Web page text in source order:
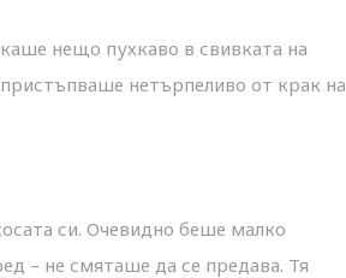
нещо пухкаво в свивката на
нетърпеливо от крак на
си. Очевидно беше малко
– не смяташе да се предава. Тя